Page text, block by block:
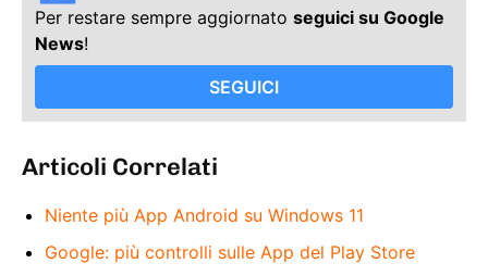
Per restare sempre aggiornato seguici su Google
News!
SEGUICI
Articoli Correlati
Niente più App Android su Windows 11
Google: più controlli sulle App del Play Store